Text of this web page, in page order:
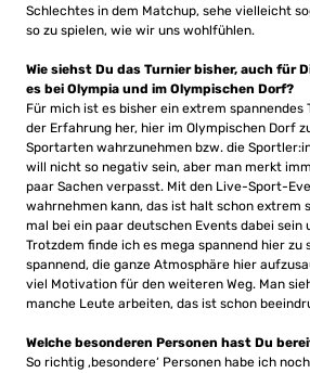
Schlechtes in dem Matchup, sehe vielleicht
so zu spielen, wie wir uns wohlfühlen.
Wie siehst Du das Turnier bisher, auch für
es bei Olympia und im Olympischen Dorf?
Für mich ist es bisher ein extrem spannendes
der Erfahrung her, hier im Olympischen Dorf
Sportarten wahrzunehmen bzw. die
will nicht so negativ sein, aber man merkt
paar Sachen verpasst. Mit den Live-Sport-
wahrnehmen kann, das ist halt schon extrem
mal bei ein paar deutschen Events dabei sein
Trotzdem finde ich es mega spannend hier zu
spannend, die ganze Atmosphäre hier
viel Motivation für den weiteren Weg. Man
manche Leute arbeiten, das ist schon
Welche besonderen Personen hast Du
So richtig ‚besondere‘ Personen habe ich